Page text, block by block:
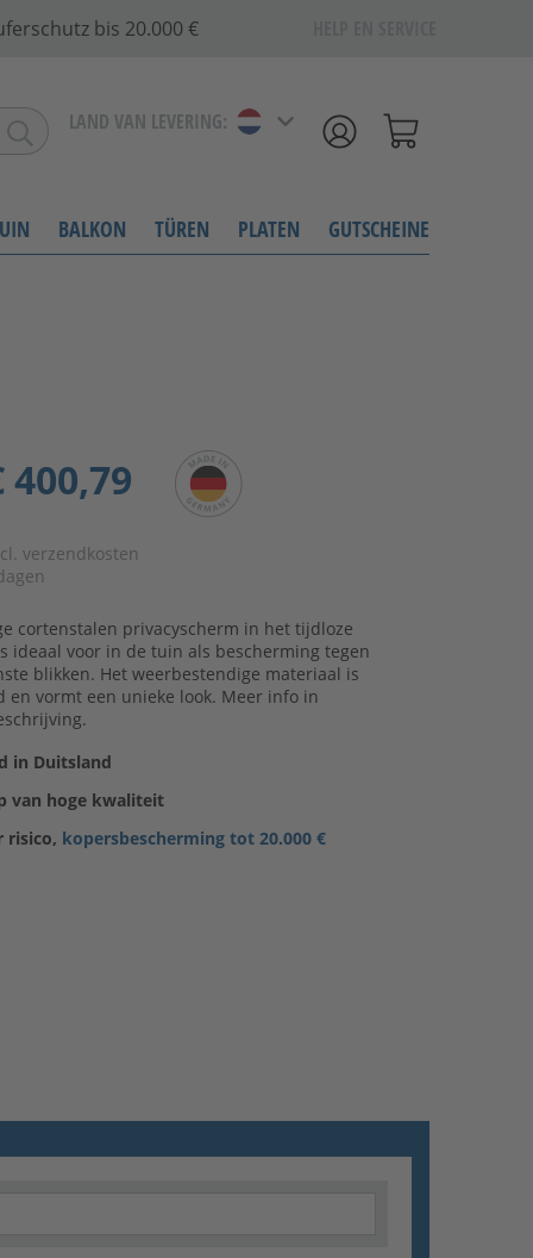
bis 20.000 €
LAND VAN LEVERING:
BALKON TÜREN PLATEN GUTSCHEINE
verzendkosten
cortenstalen privacyscherm in het tijdloze
ideaal voor in de tuin als bescherming tegen
blikken. Het weerbestendige materiaal is
en vormt een unieke look. Meer info in
in Duitsland
van hoge kwaliteit
risico, kopersbescherming tot 20.000 €